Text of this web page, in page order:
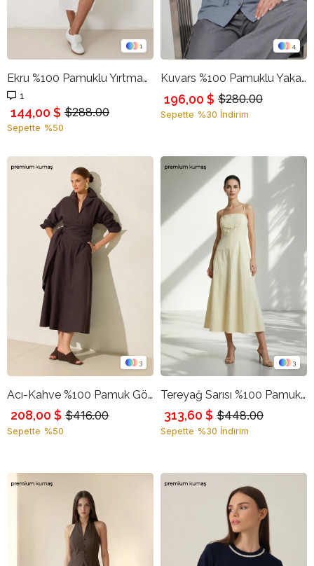
1
Ekru %100 Pamuklu Yırtmaç Detaylı Desenli Midi Boy Kot Etek
1
$288.00
144,00 $
Sepette %50
4
Kuvars %100 Pamuklu Yaka Detaylı Gömlek
$280.00
196,00 $
Sepette %30 İndirim
3
Acı-Kahve %100 Pamuk Gömlek Yaka Belden Kemer Detaylı Rahat Kesim Midi Boy Elbise
$416.00
208,00 $
Sepette %50
3
Tereyağ Sarısı %100 Pamuk Askılı Dikiş Detaylı Rahat Kesim Elbise
$448.00
313,60 $
Sepette %30 İndirim